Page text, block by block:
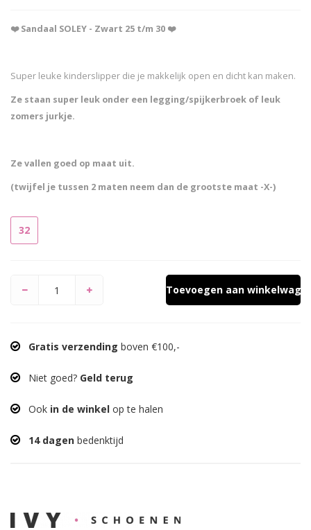
❤️ Sandaal SOLEY - Zwart 25 t/m 30 ❤️
Super leuke kinderslipper die je makkelijk open en dicht kan maken.
Ze staan super leuk onder een legging/spijkerbroek of leuk
zomers jurkje.
Ze vallen goed op maat uit.
(twijfel je tussen 2 maten neem dan de grootste maat -X-)
32
Toevoegen aan
Gratis verzending boven €100,-
Niet goed? Geld terug
Ook in de winkel op te halen
14 dagen bedenktijd